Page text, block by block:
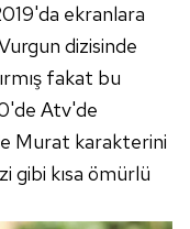
ekranlara
dizisinde
fakat bu
Atv'de
Murat karakterini
gibi kısa ömürlü